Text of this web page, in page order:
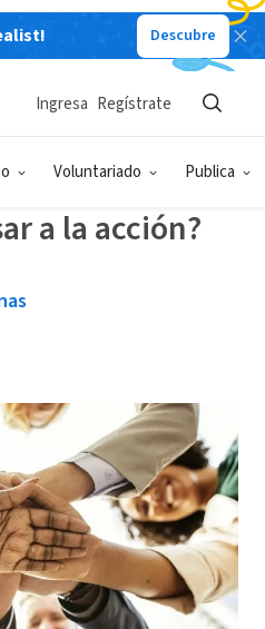
Descubre
Voluntariado Publica
Ingresa Regístrate
a las
a la acción?